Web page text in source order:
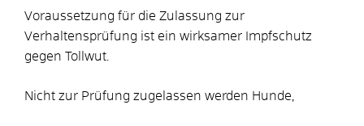
Voraussetzung für die Zulassung zur
Verhaltensprüfung ist ein wirksamer Impfschutz
gegen Tollwut.
Nicht zur Prüfung zugelassen werden Hunde,